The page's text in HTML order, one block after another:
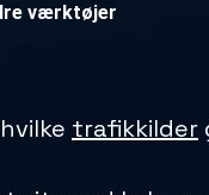
værktøjer
trafikkilder